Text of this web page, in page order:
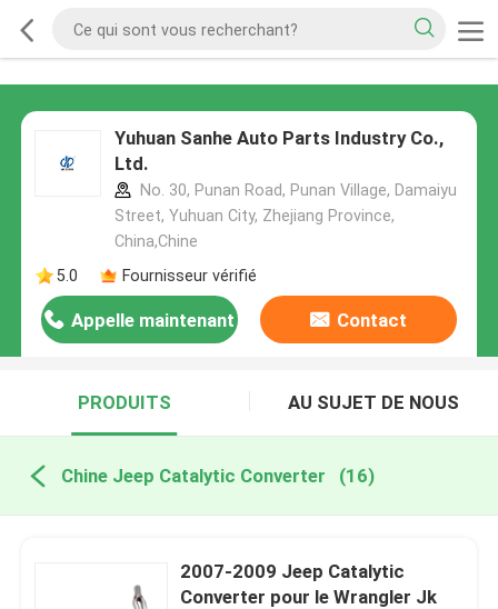
Yuhuan Sanhe Auto Parts Industry Co.,
Ltd.
No. 30, Punan Road, Punan Village, Damaiyu
Street, Yuhuan City, Zhejiang Province,
China,Chine
5.0
Fournisseur vérifié
Appelle maintenant Contact
PRODUITS AU SUJET DE NOUS
Chine Jeep Catalytic Converter (16)
2007-2009 Jeep Catalytic
Converter pour le Wrangler Jk